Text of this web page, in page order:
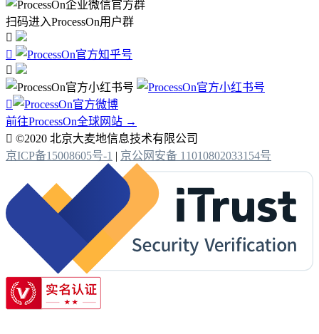
扫码进入ProcessOn用户群




前往ProcessOn全球网站 →
 ©2020 北京大麦地信息技术有限公司
京ICP备15008605号-1 | 京公网安备 11010802033154号